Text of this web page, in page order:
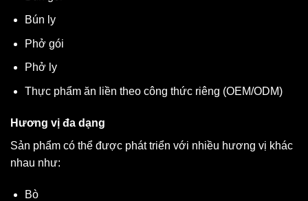
Bún ly
Phở gói
Phở ly
Thực phẩm ăn liền theo công thức riêng (OEM/ODM)
Hương vị đa dạng
Sản phẩm có thể được phát triển với nhiều hương vị khác
nhau như:
Bò